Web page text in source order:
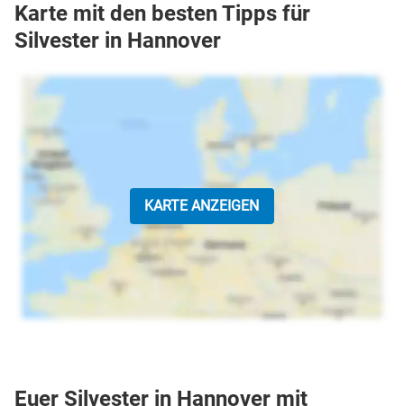
Karte mit den besten Tipps für
Silvester in Hannover
KARTE ANZEIGEN
Euer Silvester in Hannover mit